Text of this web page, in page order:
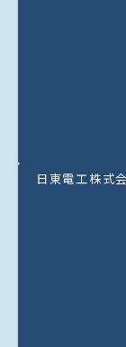
600時間の
売業のDX
日東電工株式